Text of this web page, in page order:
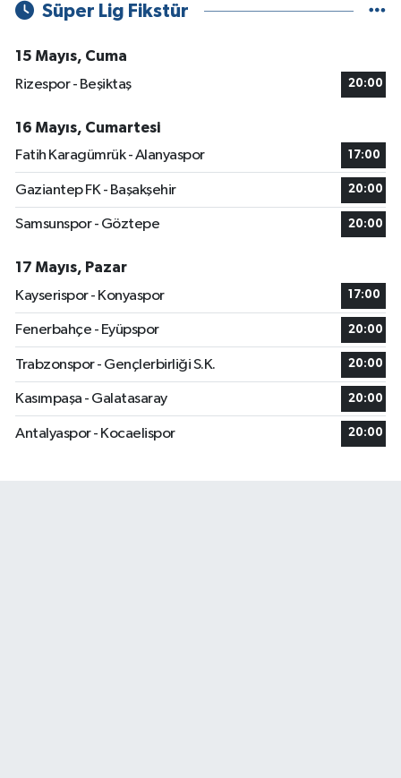
Süper Lig Fikstür
15 Mayıs, Cuma
Rizespor - Beşiktaş
20:00
16 Mayıs, Cumartesi
Fatih Karagümrük - Alanyaspor
17:00
Gaziantep FK - Başakşehir 20:00
Samsunspor - Göztepe 20:00
17 Mayıs, Pazar
Kayserispor - Konyaspor
17:00
Fenerbahçe - Eyüpspor 20:00
Trabzonspor - Gençlerbirliği S.K. 20:00
Kasımpaşa - Galatasaray 20:00
Antalyaspor - Kocaelispor 20:00